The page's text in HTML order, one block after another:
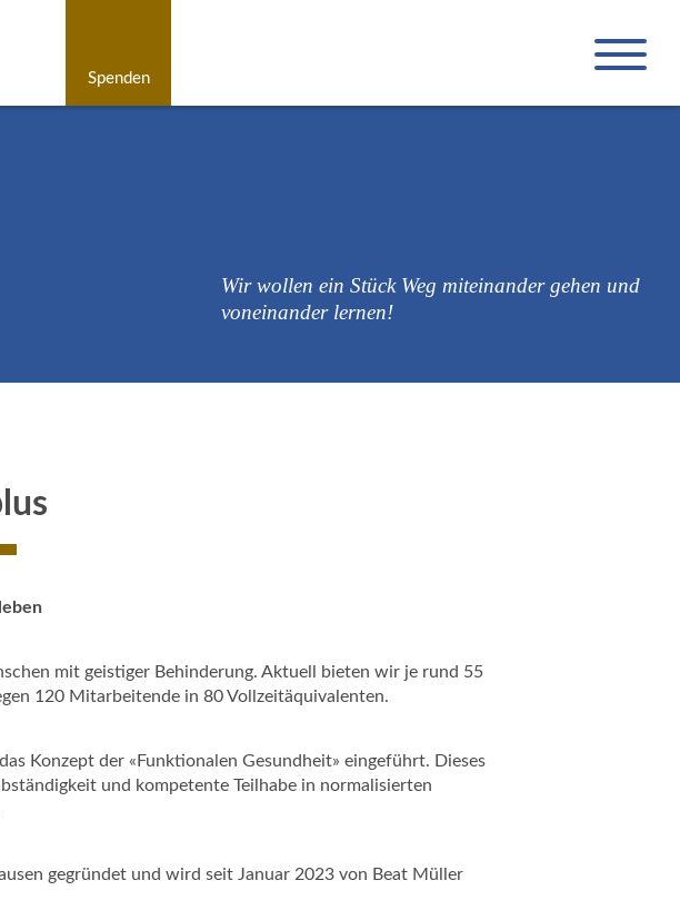
Spenden
Wir wollen ein Stück Weg miteinander gehen und
voneinander lernen!
mit geistiger Behinderung. Aktuell bieten wir je rund 55
120 Mitarbeitende in 80 Vollzeitäquivalenten.
Konzept der «Funktionalen Gesundheit» eingeführt. Dieses
und kompetente Teilhabe in normalisierten
gegründet und wird seit Januar 2023 von Beat Müller